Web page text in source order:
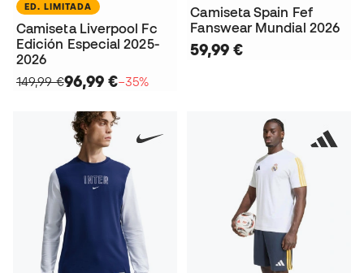
ED. LIMITADA
Camiseta Liverpool Fc
Edición Especial 2025-
2026
149,99 €96,99 €−35%
Camiseta Spain Fef
Fanswear Mundial 2026
59,99 €